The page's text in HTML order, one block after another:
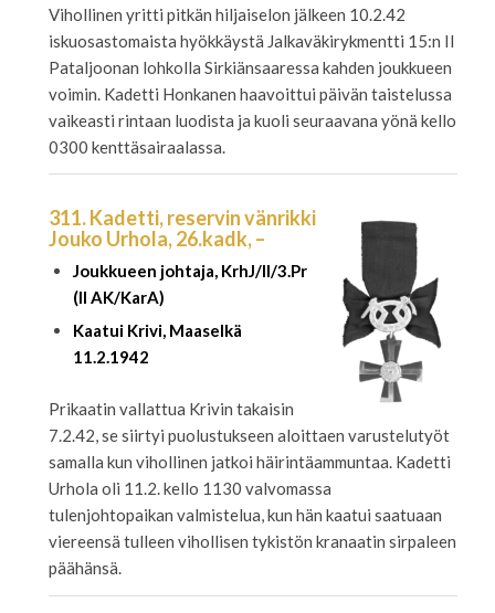
Vihollinen yritti pitkän hiljaiselon jälkeen 10.2.42
iskuosastomaista hyökkäystä Jalkaväkirykmentti 15:n II
Pataljoonan lohkolla Sirkiänsaaressa kahden joukkueen
voimin. Kadetti Honkanen haavoittui päivän taistelussa
vaikeasti rintaan luodista ja kuoli seuraavana yönä kello
0300 kenttäsairaalassa.
311. Kadetti, reservin vänrikki
Jouko Urhola, 26.kadk, –
Joukkueen johtaja, KrhJ/II/3.Pr
(II AK/KarA)
Kaatui Krivi, Maaselkä
11.2.1942
Prikaatin vallattua Krivin takaisin
7.2.42, se siirtyi puolustukseen aloittaen varustelutyöt
samalla kun vihollinen jatkoi häirintäammuntaa. Kadetti
Urhola oli 11.2. kello 1130 valvomassa
tulenjohtopaikan valmistelua, kun hän kaatui saatuaan
viereensä tulleen vihollisen tykistön kranaatin sirpaleen
päähänsä.